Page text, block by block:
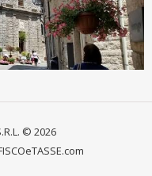
© 2026